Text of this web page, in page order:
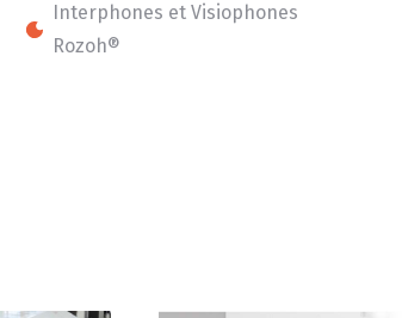
Interphones et Visiophones
Rozoh®